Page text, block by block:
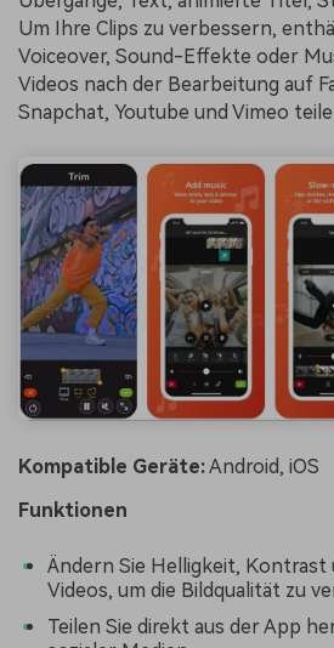
Um Ihre Clips zu verbessern,
Voiceover, Sound-Effekte oder
Videos nach der Bearbeitung auf
Snapchat, Youtube und Vimeo
Kompatible Geräte:Android, iOS
Funktionen
Ändern Sie Helligkeit, Kontrast
Videos, um die Bildqualität zu
Teilen Sie direkt aus der App